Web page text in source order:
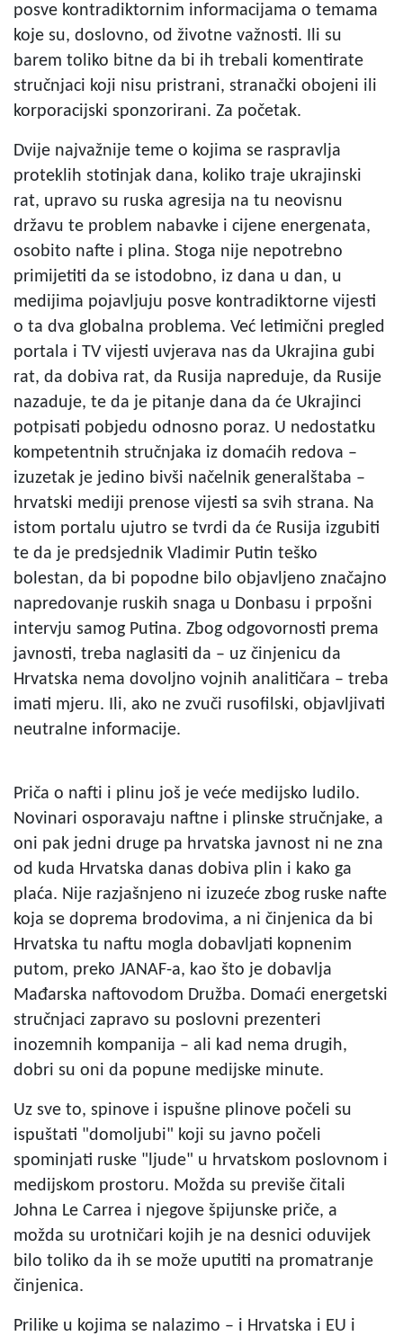
posve kontradiktornim informacijama o temama
koje su, doslovno, od životne važnosti. Ili su
barem toliko bitne da bi ih trebali komentirate
stručnjaci koji nisu pristrani, stranački obojeni ili
korporacijski sponzorirani. Za početak.
Dvije najvažnije teme o kojima se raspravlja
proteklih stotinjak dana, koliko traje ukrajinski
rat, upravo su ruska agresija na tu neovisnu
državu te problem nabavke i cijene energenata,
osobito nafte i plina. Stoga nije nepotrebno
primijetiti da se istodobno, iz dana u dan, u
medijima pojavljuju posve kontradiktorne vijesti
o ta dva globalna problema. Već letimični pregled
portala i TV vijesti uvjerava nas da Ukrajina gubi
rat, da dobiva rat, da Rusija napreduje, da Rusije
nazaduje, te da je pitanje dana da će Ukrajinci
potpisati pobjedu odnosno poraz. U nedostatku
kompetentnih stručnjaka iz domaćih redova –
izuzetak je jedino bivši načelnik generalštaba –
hrvatski mediji prenose vijesti sa svih strana. Na
istom portalu ujutro se tvrdi da će Rusija izgubiti
te da je predsjednik Vladimir Putin teško
bolestan, da bi popodne bilo objavljeno značajno
napredovanje ruskih snaga u Donbasu i prpošni
intervju samog Putina. Zbog odgovornosti prema
javnosti, treba naglasiti da – uz činjenicu da
Hrvatska nema dovoljno vojnih analitičara – treba
imati mjeru. Ili, ako ne zvuči rusofilski, objavljivati
neutralne informacije.
Priča o nafti i plinu još je veće medijsko ludilo.
Novinari osporavaju naftne i plinske stručnjake, a
oni pak jedni druge pa hrvatska javnost ni ne zna
od kuda Hrvatska danas dobiva plin i kako ga
plaća. Nije razjašnjeno ni izuzeće zbog ruske nafte
koja se doprema brodovima, a ni činjenica da bi
Hrvatska tu naftu mogla dobavljati kopnenim
putom, preko JANAF-a, kao što je dobavlja
Mađarska naftovodom Družba. Domaći energetski
stručnjaci zapravo su poslovni prezenteri
inozemnih kompanija – ali kad nema drugih,
dobri su oni da popune medijske minute.
Uz sve to, spinove i ispušne plinove počeli su
ispuštati "domoljubi" koji su javno počeli
spominjati ruske "ljude" u hrvatskom poslovnom i
medijskom prostoru. Možda su previše čitali
Johna Le Carrea i njegove špijunske priče, a
možda su urotničari kojih je na desnici oduvijek
bilo toliko da ih se može uputiti na promatranje
činjenica.
Prilike u kojima se nalazimo – i Hrvatska i EU i